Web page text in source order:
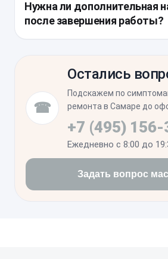
проклейки по периметру корпуса.
Часто при падениях она
качество фото даже с новой
мастер очистит корпус от пыли,
Нужна ли дополнительная
после завершения работы?
Рекомендуем сделать несколько
снимков в обычном и
убедиться в четкости
☎
Остались
Подскажем по
ремонта в Самаре до
+7 (495)
Ежедневно с 8:00 до
Задать вопрос